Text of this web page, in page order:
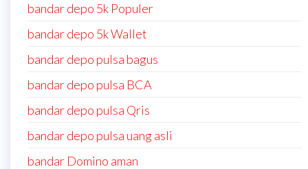
bandar depo 5k Populer
bandar depo 5k Wallet
bandar depo pulsa bagus
bandar depo pulsa BCA
bandar depo pulsa Qris
bandar depo pulsa uang asli
bandar Domino aman